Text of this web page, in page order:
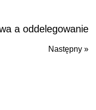
a oddelegowanie
Następny »